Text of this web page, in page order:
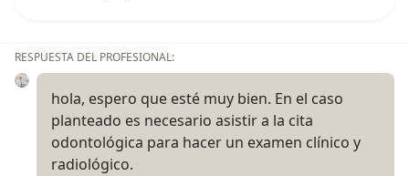
RESPUESTA DEL PROFESIONAL:
hola, espero que esté muy bien. En el caso
planteado es necesario asistir a la cita
odontológica para hacer un examen clínico y
radiológico.